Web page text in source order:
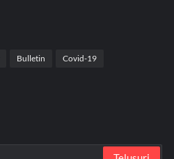
Bulletin Covid-19